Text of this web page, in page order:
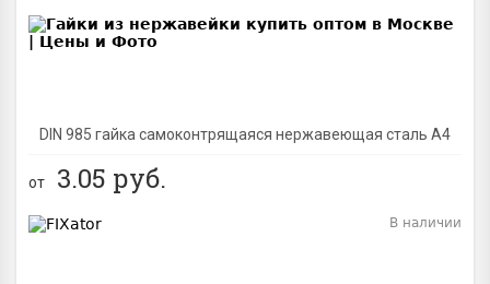
DIN 985 гайка самоконтрящаяся нержавеющая сталь A4
от 3.05 руб.
В наличии